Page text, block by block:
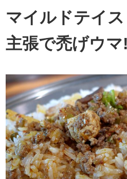
マイルドテイ
主張で禿げウ